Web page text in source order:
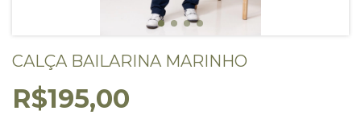
CALÇA BAILARINA MARINHO
R$195,00